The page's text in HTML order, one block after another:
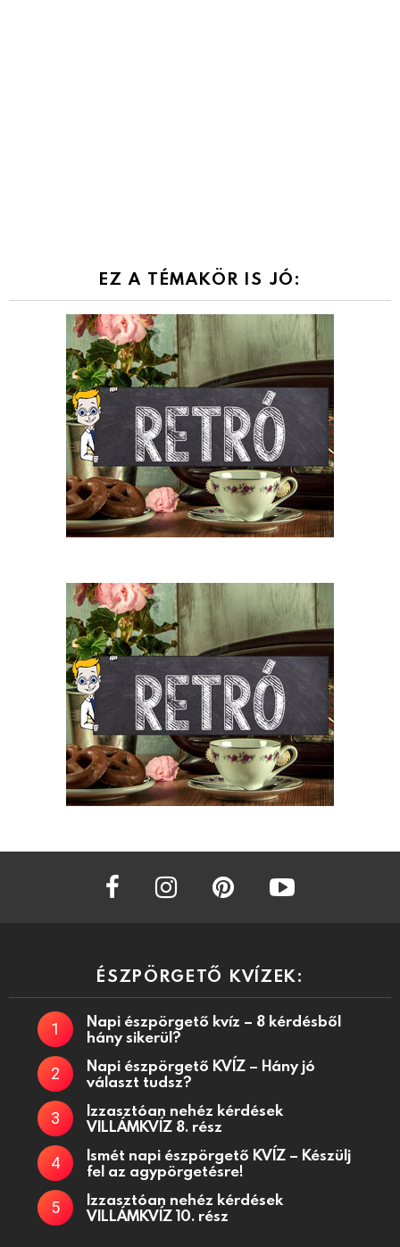
EZ A TÉMAKÖR IS JÓ:
facebook instagram
ÉSZPÖRGETŐ KVÍZEK:
Napi észpörgető kvíz – 8 kérdésből
hány sikerül?
Napi észpörgető KVÍZ – Hány jó
választ tudsz?
Izzasztóan nehéz kérdések
VILLÁMKVÍZ 8. rész
Ismét napi észpörgető KVÍZ – Készülj
fel az agypörgetésre!
Izzasztóan nehéz kérdések
VILLÁMKVÍZ 10. rész